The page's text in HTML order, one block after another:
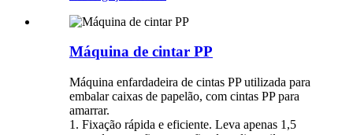
Máquina de cintar PP
Máquina enfardadeira de cintas PP utilizada para
embalar caixas de papelão, com cintas PP para
amarrar.
1. Fixação rápida e eficiente. Leva apenas 1,5